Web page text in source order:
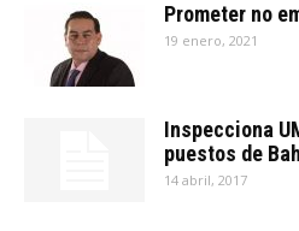
Prometer no
19 enero, 2021
Inspecciona
puestos de
14 abril, 2017